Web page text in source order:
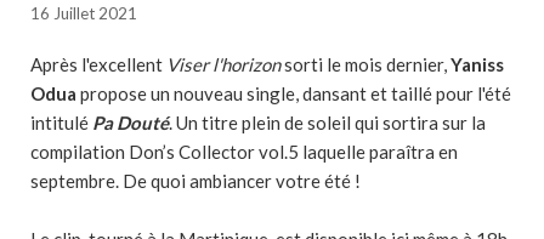
16 Juillet 2021
Après l'excellent Viser l'horizonsorti le mois dernier,Yaniss
Odua propose un nouveau single, dansant et taillé pour l'été
intitulé Pa Douté. Un titre plein de soleil qui sortira sur la
compilation Don’s Collector vol.5 laquelle paraîtra en
septembre. De quoi ambiancer votre été !